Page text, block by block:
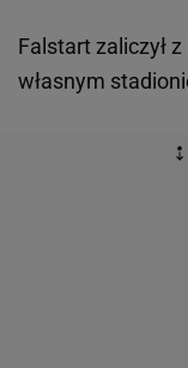
Falstart zaliczył
własnym